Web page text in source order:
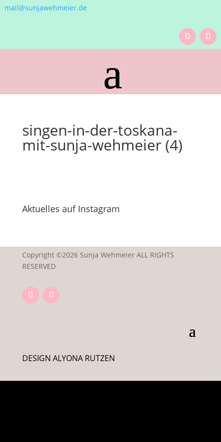
mail@sunjawehmeier.de
singen-in-der-toskana-
mit-sunja-wehmeier (4)
Aktuelles auf Instagram
Copyright ©2026 Sunja Wehmeier ALL RIGHTS
RESERVED
DESIGN ALYONA RUTZEN